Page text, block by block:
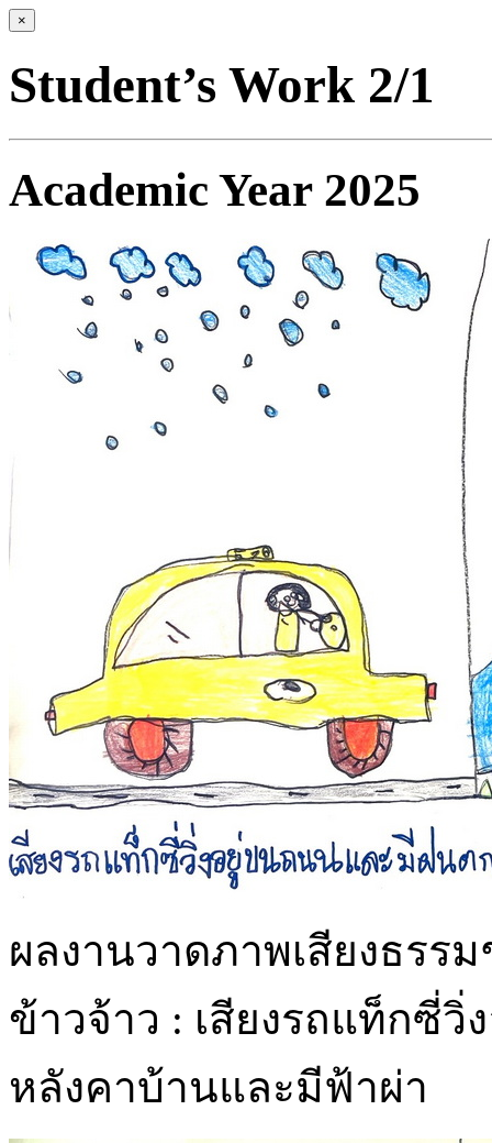
×
Student’s Work 2/1
Academic Year 2025
ผลงานวาดภาพเสียงธรร
ข้าวจ้าว : เสียงรถแท็กซี่
หลังคาบ้านและมีฟ้าผ่า